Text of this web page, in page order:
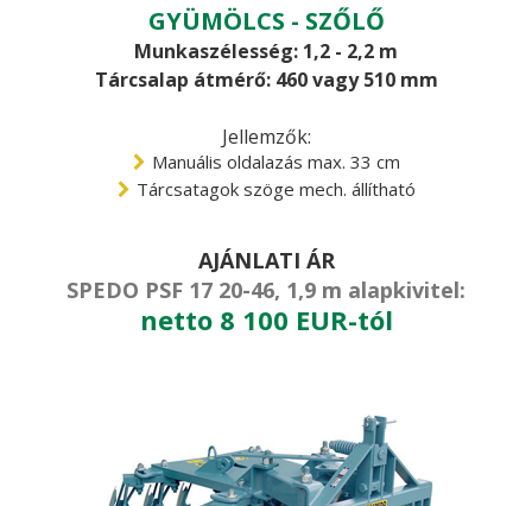
GYÜMÖLCS - SZŐLŐ
Munkaszélesség: 1,2 - 2,2 m
Tárcsalap átmérő: 460 vagy 510 mm
Jellemzők:
Manuális oldalazás max. 33 cm
Tárcsatagok szöge mech. állítható
AJÁNLATI ÁR
SPEDO PSF 17 20-46, 1,9 m alapkivitel:
netto 8 100 EUR-tól